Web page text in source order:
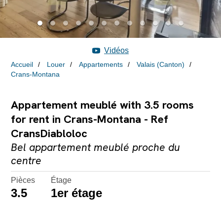
Accueil Louer Appartements
Valais (Canton)
Crans-Montana
Vidéos
Appartement meublé with 3.5 rooms
for rent in Crans-Montana - Ref
CransDiabloloc
Bel appartement meublé proche du
centre
Pièces
3.5
Étage
1er étage